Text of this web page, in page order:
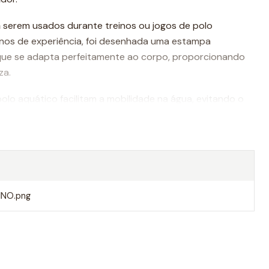
usados durante treinos ou jogos de polo
de experiência, foi desenhada uma estampa
se adapta perfeitamente ao corpo, proporcionando
aquático facilitam a mobilidade na água, evitando o
movimento mais rápido ao nadar.
são da melhor qualidade, sempre utilizando
calção masculino Turbo polo